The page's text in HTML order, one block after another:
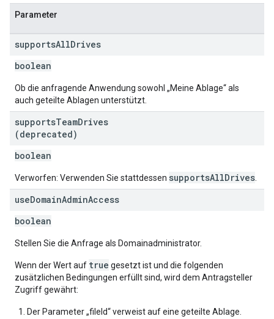
Parameter
supportsAllDrives
boolean
Ob die anfragende Anwendung sowohl „Meine Ablage“ als
auch geteilte Ablagen unterstützt.
supportsTeamDrives
(deprecated)
boolean
Verworfen: Verwenden Sie stattdessen supportsAllDrives
useDomainAdminAccess
boolean
Stellen Sie die Anfrage als Domainadministrator.
Wenn der Wert auf true gesetzt ist und die folgenden
zusätzlichen Bedingungen erfüllt sind, wird dem Antragsteller
Zugriff gewährt:
Der Parameter „fileId“ verweist auf eine geteilte Ablage.